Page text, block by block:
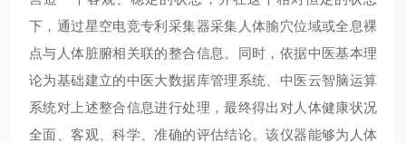
下，通过星空电竞专利采集器采集人体腧穴位域或全息裸
点与人体脏腑相关联的整合信息。同时，依据中医基本理
论为基础建立的中医大数据库管理系统、中医云智脑运算
系统对上述整合信息进行处理，最终得出对人体健康状况
全面、客观、科学、准确的评估结论。该仪器能够为人体